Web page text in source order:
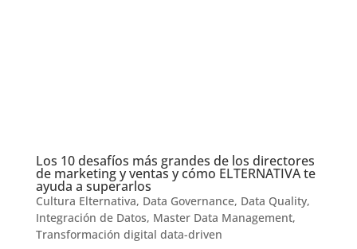
Los 10 desafíos más grandes de los directores
de marketing y ventas y cómo ELTERNATIVA te
ayuda a superarlos
Cultura Elternativa, Data Governance, Data Quality,
Integración de Datos, Master Data Management,
Transformación digital data-driven